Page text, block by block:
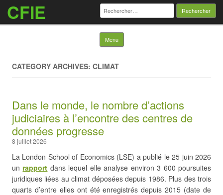
CFIE Rechercher :
Menu Skip to content
CATEGORY ARCHIVES: CLIMAT
Dans le monde, le nombre d’actions
judiciaires à l’encontre des centres de
données progresse
8 juillet 2026
La London School of Economics (LSE) a publié le 25 juin 2026
unrapport dans lequel elle analyse environ 3 600 poursuites
juridiques liées au climat déposées depuis 1986. Plus des trois
quarts d’entre elles ont été enregistrés depuis 2015 (date de